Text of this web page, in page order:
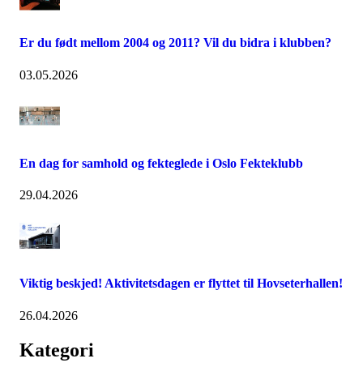
Er du født mellom 2004 og 2011? Vil du bidra i klubben?
03.05.2026
En dag for samhold og fekteglede i Oslo Fekteklubb
29.04.2026
Viktig beskjed! Aktivitetsdagen er flyttet til Hovseterhallen!
26.04.2026
Kategori